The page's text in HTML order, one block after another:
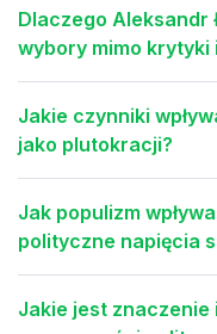
Dlaczego Aleksandr
wybory mimo
Jakie czynniki
jako plutokracji?
Jak populizm
polityczne napięcia
Jakie jest znaczenie